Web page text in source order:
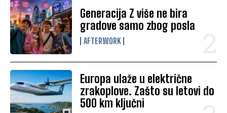
Generacija Z više ne bira
gradove samo zbog posla
AFTERWORK
Europa ulaže u električne
zrakoplove. Zašto su letovi do
500 km ključni